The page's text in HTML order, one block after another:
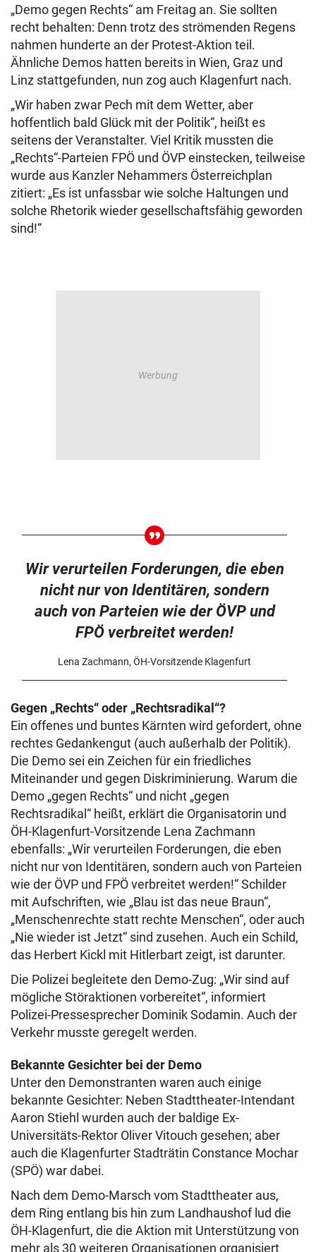
„Demo gegen Rechts“ am Freitag an. Sie sollten
recht behalten: Denn trotz des strömenden Regens
nahmen hunderte an der Protest-Aktion teil.
Ähnliche Demos hatten bereits in Wien, Graz und
Linz stattgefunden, nun zog auch Klagenfurt nach.
„Wir haben zwar Pech mit dem Wetter, aber
hoffentlich bald Glück mit der Politik“, heißt es
seitens der Veranstalter. Viel Kritik mussten die
„Rechts“-Parteien FPÖ und ÖVP einstecken, teilweise
wurde aus Kanzler Nehammers Österreichplan
zitiert: „Es ist unfassbar wie solche Haltungen und
solche Rhetorik wieder gesellschaftsfähig geworden
sind!“
Wir verurteilen Forderungen, die eben
nicht nur von Identitären, sondern
auch von Parteien wie der ÖVP und
FPÖ verbreitet werden!
Lena Zachmann, ÖH-Vorsitzende Klagenfurt
Gegen „Rechts“ oder „Rechtsradikal“?
Ein offenes und buntes Kärnten wird gefordert, ohne
rechtes Gedankengut (auch außerhalb der Politik).
Die Demo sei ein Zeichen für ein friedliches
Miteinander und gegen Diskriminierung. Warum die
Demo „gegen Rechts“ und nicht „gegen
Rechtsradikal“ heißt, erklärt die Organisatorin und
ÖH-Klagenfurt-Vorsitzende Lena Zachmann
ebenfalls: „Wir verurteilen Forderungen, die eben
nicht nur von Identitären, sondern auch von Parteien
wie der ÖVP und FPÖ verbreitet werden!“ Schilder
mit Aufschriften, wie „Blau ist das neue Braun“,
„Menschenrechte statt rechte Menschen“, oder auch
„Nie wieder ist Jetzt“ sind zusehen. Auch ein Schild,
das Herbert Kickl mit Hitlerbart zeigt, ist darunter.
Die Polizei begleitete den Demo-Zug: „Wir sind auf
mögliche Störaktionen vorbereitet“, informiert
Polizei-Pressesprecher Dominik Sodamin. Auch der
Verkehr musste geregelt werden.
Bekannte Gesichter bei der Demo
Unter den Demonstranten waren auch einige
bekannte Gesichter: Neben Stadttheater-Intendant
Aaron Stiehl wurden auch der baldige Ex-
Universitäts-Rektor Oliver Vitouch gesehen; aber
auch die Klagenfurter Stadträtin Constance Mochar
(SPÖ) war dabei.
Nach dem Demo-Marsch vom Stadttheater aus,
dem Ring entlang bis hin zum Landhaushof lud die
ÖH-Klagenfurt, die die Aktion mit Unterstützung von
mehr als 30 weiteren Organisationen organisiert